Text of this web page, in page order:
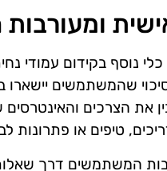
כלי נוסף בקידום
שהמשתמשים יישארו
את הצרכים
טיפים או פתרונות